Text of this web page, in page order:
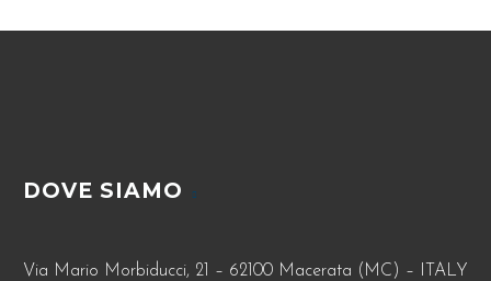
DOVE SIAMO
Via Mario Morbiducci, 21 – 62100 Macerata (MC) – ITALY